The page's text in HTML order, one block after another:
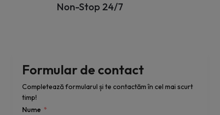
Non-Stop 24/7
Formular de contact
Completează formularul și te contactăm în cel mai scurt
timp!
Nume